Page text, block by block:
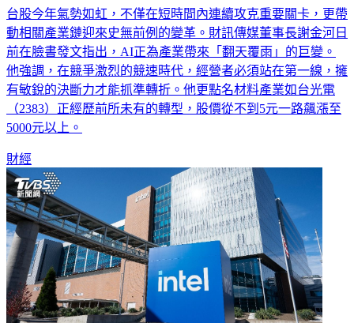
台股今年氣勢如虹，不僅在短時間內連續攻克重要關卡，更帶
動相關產業鏈迎來史無前例的變革。財訊傳媒董事長謝金河日
前在臉書發文指出，AI正為產業帶來「翻天覆雨」的巨變。
他強調，在競爭激烈的競速時代，經營者必須站在第一線，擁
有敏銳的決斷力才能抓準轉折。他更點名材料產業如台光電
（2383）正經歷前所未有的轉型，股價從不到5元一路飆漲至
5000元以上。
財經